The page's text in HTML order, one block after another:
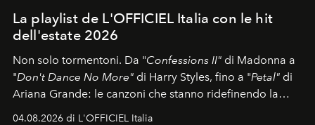
La playlist de L'OFFICIEL Italia con le hit
dell'estate 2026
Non solo tormentoni. Da "Confessions II" di Madonna a
"Don't Dance No More" di Harry Styles, fino a "Petal" di
Ariana Grande: le canzoni che stanno ridefinendo la
colonna sonora della stagione.
04.08.2026 di L'OFFICIEL Italia